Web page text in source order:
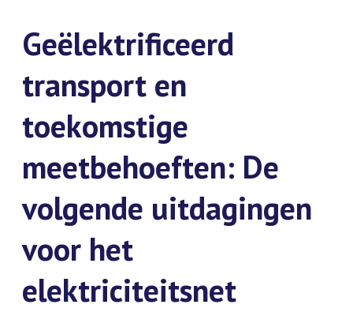
Geëlektrificeerd
transport en
toekomstige
meetbehoeften: De
volgende uitdagingen
voor het
elektriciteitsnet